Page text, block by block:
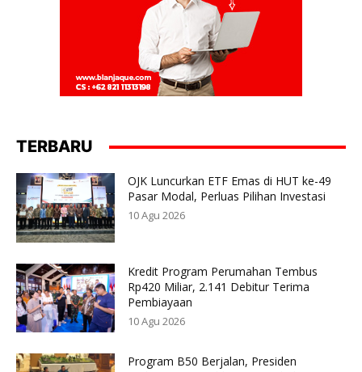
TERBARU
OJK Luncurkan ETF Emas di HUT ke-49
Pasar Modal, Perluas Pilihan Investasi
10 Agu 2026
Kredit Program Perumahan Tembus
Rp420 Miliar, 2.141 Debitur Terima
Pembiayaan
10 Agu 2026
Program B50 Berjalan, Presiden